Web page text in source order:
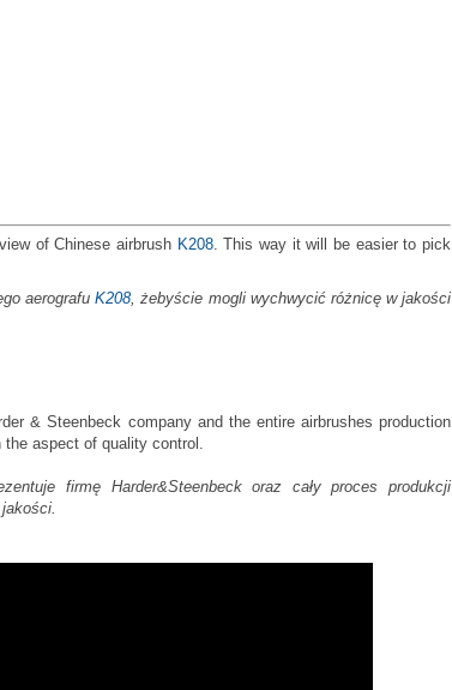
of Chinese airbrush K208. This way it will be easier to pick
aerografuK208 , żebyście mogli wychwycić różnicę w jakości
& Steenbeck company and the entire airbrushes production
aspect of quality control.
firmę Harder&Steenbeck oraz cały proces produkcji